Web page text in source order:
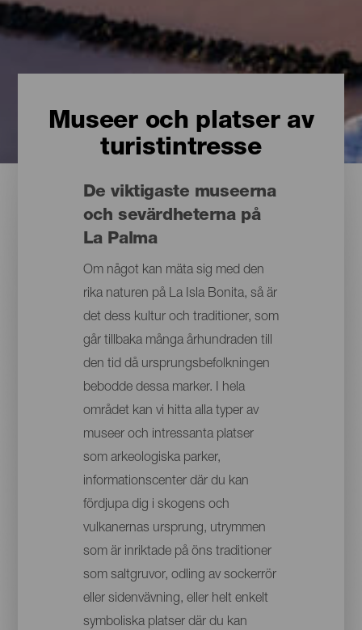
Museer och platser av
turistintresse
De viktigaste museerna
och sevärdheterna på
La Palma
Om något kan mäta sig med den
rika naturen på La Isla Bonita, så är
det dess kultur och traditioner, som
går tillbaka många århundraden till
den tid då ursprungsbefolkningen
bebodde dessa marker. I hela
området kan vi hitta alla typer av
museer och intressanta platser
som arkeologiska parker,
informationscenter där du kan
fördjupa dig i skogens och
vulkanernas ursprung, utrymmen
som är inriktade på öns traditioner
som saltgruvor, odling av sockerrör
eller sidenvävning, eller helt enkelt
symboliska platser där du kan